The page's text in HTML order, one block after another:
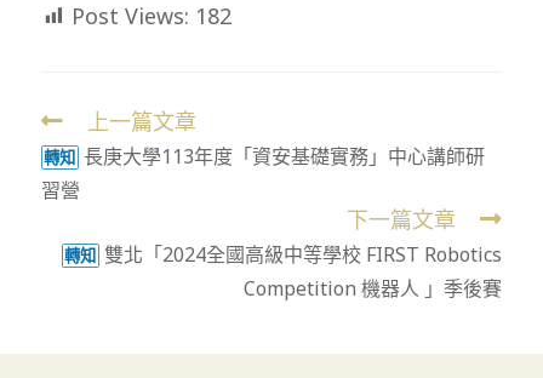
Post Views: 182
Read
more
articles
上一篇文章
轉知 長庚大學113年度「資安基礎實務」中心講師研
習營
下一篇文章
轉知 雙北「2024全國高級中等學校 FIRST Robotics
Competition 機器人 」季後賽